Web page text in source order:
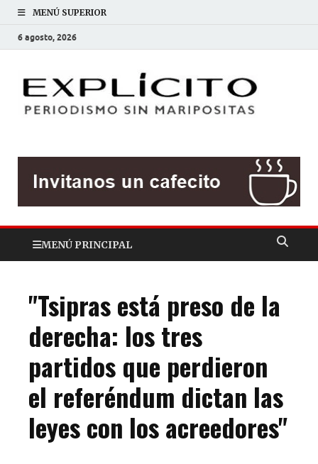
MENÚ SUPERIOR
6 agosto, 2026
MENÚ PRINCIPAL
"Tsipras está preso de la
derecha: los tres
partidos que perdieron
el referéndum dictan las
leyes con los acreedores"